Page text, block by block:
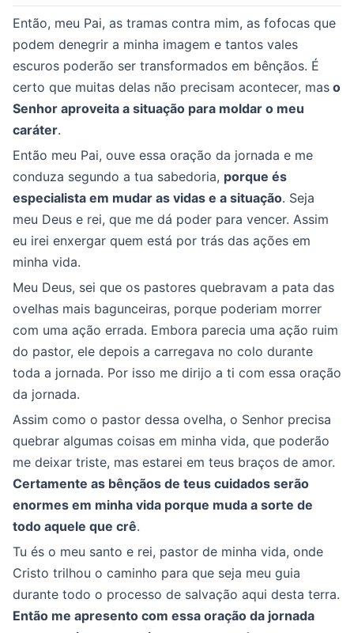
Então, meu Pai, as tramas contra mim, as fofocas que
podem denegrir a minha imagem e tantos vales
escuros poderão ser transformados em bênçãos. É
certo que muitas delas não precisam acontecer, mas o
Senhor aproveita a situação para moldar o meu
caráter.
Então meu Pai, ouve essa oração da jornada e me
conduza segundo a tua sabedoria, porque és
especialista em mudar as vidas e a situação. Seja
meu Deus e rei, que me dá poder para vencer. Assim
eu irei enxergar quem está por trás das ações em
minha vida.
Meu Deus, sei que os pastores quebravam a pata das
ovelhas mais bagunceiras, porque poderiam morrer
com uma ação errada. Embora parecia uma ação ruim
do pastor, ele depois a carregava no colo durante
toda a jornada. Por isso me dirijo a ti com essa oração
da jornada.
Assim como o pastor dessa ovelha, o Senhor precisa
quebrar algumas coisas em minha vida, que poderão
me deixar triste, mas estarei em teus braços de amor.
Certamente as bênçãos de teus cuidados serão
enormes em minha vida porque muda a sorte de
todo aquele que crê.
Tu és o meu santo e rei, pastor de minha vida, onde
Cristo trilhou o caminho para que seja meu guia
durante todo o processo de salvação aqui desta terra.
Então me apresento com essa oração da jornada